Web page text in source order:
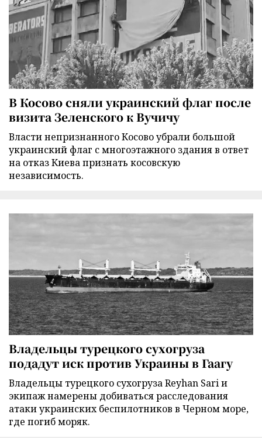
В Косово сняли украинский флаг после
визита Зеленского к Вучичу
Власти непризнанного Косово убрали большой
украинский флаг с многоэтажного здания в ответ
на отказ Киева признать косовскую
независимость.
Владельцы турецкого сухогруза
подадут иск против Украины в Гаагу
Владельцы турецкого сухогруза Reyhan Sari и
экипаж намерены добиваться расследования
атаки украинских беспилотников в Черном море,
где погиб моряк.